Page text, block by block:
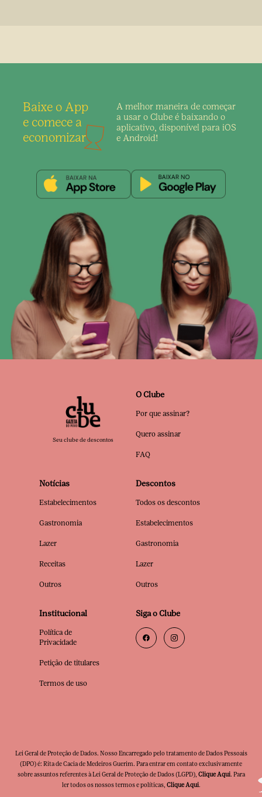
Baixe o App
e comece a
economizar
A melhor maneira de começar
a usar o Clube é baixando o
aplicativo, disponível para iOS
e Android!
Seu clube de descontos
O Clube
Por que assinar?
Quero assinar
FAQ
Notícias
Estabelecimentos
Gastronomia
Lazer
Receitas
Outros
Descontos
Todos os descontos
Estabelecimentos
Gastronomia
Lazer
Outros
Institucional
Política de
Privacidade
Petição de titulares
Termos de uso
Siga o Clube
Lei Geral de Proteção de Dados. Nosso Encarregado pelo tratamento de Dados Pessoais
(DPO) é: Rita de Cacia de Medeiros Guerim. Para entrar em contato exclusivamente
sobre assuntos referentes à Lei Geral de Proteção de Dados (LGPD), Clique Aqui. Para
ler todos os nossos termos e políticas, Clique Aqui.